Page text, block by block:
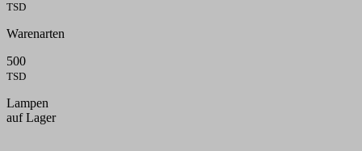
TSD
Warenarten
500
TSD
Lampen
auf Lager